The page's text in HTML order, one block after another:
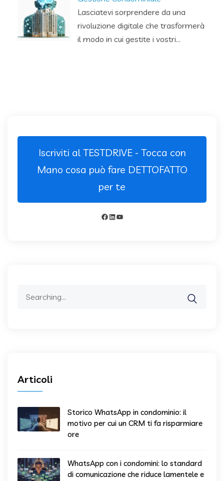
Lasciatevi sorprendere da una
rivoluzione digitale che trasformerà
il modo in cui gestite i vostri…
Iscriviti al TESTDRIVE - Tocca con
Mano cosa può fare DETTOFATTO
per te
Facebook
LinkedIn
YouTube
Articoli
Storico WhatsApp in condominio: il
motivo per cui un CRM ti fa risparmiare
ore
WhatsApp con i condomini: lo standard
di comunicazione che riduce lamentele e